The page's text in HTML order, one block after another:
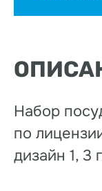
Набор
по
дизайн 1, 3